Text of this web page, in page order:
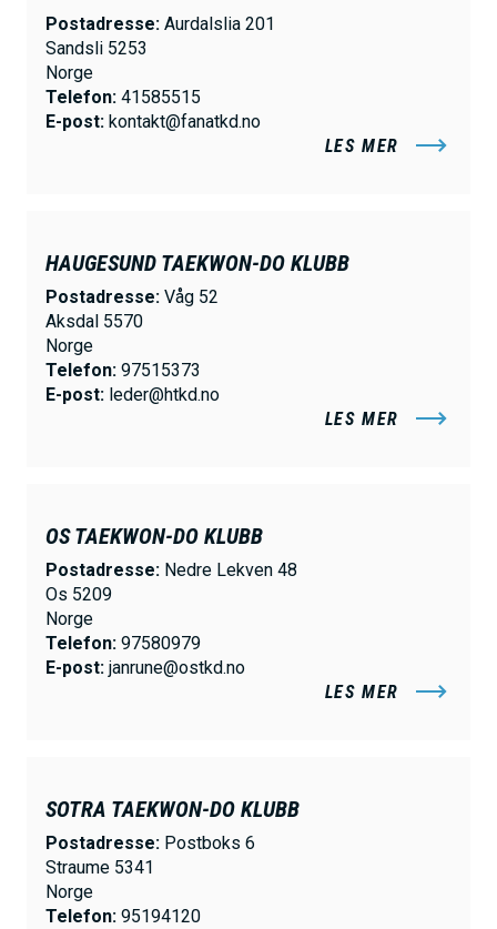
Postadresse: Aurdalslia 201
Sandsli 5253
Norge
Telefon: 41585515
E-post: kontakt@fanatkd.no
LES MER
HAUGESUND TAEKWON-DO KLUBB
Postadresse: Våg 52
Aksdal 5570
Norge
Telefon: 97515373
E-post: leder@htkd.no
LES MER
OS TAEKWON-DO KLUBB
Postadresse: Nedre Lekven 48
Os 5209
Norge
Telefon: 97580979
E-post: janrune@ostkd.no
LES MER
SOTRA TAEKWON-DO KLUBB
Postadresse: Postboks 6
Straume 5341
Norge
Telefon: 95194120